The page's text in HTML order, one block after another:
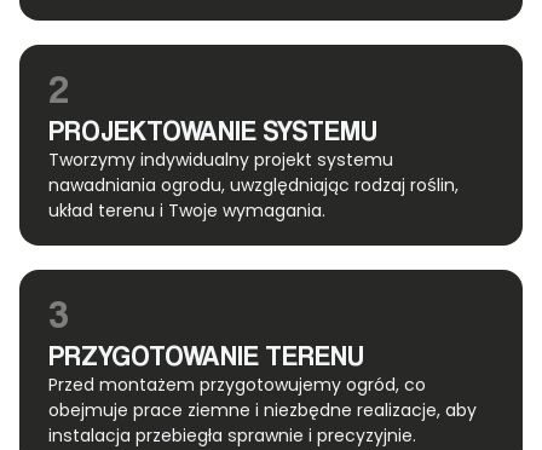
2
PROJEKTOWANIE SYSTEMU
Tworzymy indywidualny projekt systemu
nawadniania ogrodu, uwzględniając rodzaj roślin,
układ terenu i Twoje wymagania.
3
PRZYGOTOWANIE TERENU
Przed montażem przygotowujemy ogród, co
obejmuje prace ziemne i niezbędne realizacje, aby
instalacja przebiegła sprawnie i precyzyjnie.